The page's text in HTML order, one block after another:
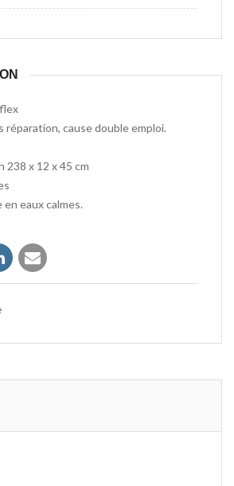
réparation, cause double emploi.
238 x 12 x 45 cm
eaux calmes.